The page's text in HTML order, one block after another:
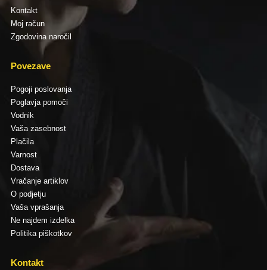
Kontakt
Moj račun
Zgodovina naročil
Povezave
Pogoji poslovanja
Poglavja pomoči
Vodnik
Vaša zasebnost
Plačila
Varnost
Dostava
Vračanje artiklov
O podjetju
Vaša vprašanja
Ne najdem izdelka
Politika piškotkov
Kontakt